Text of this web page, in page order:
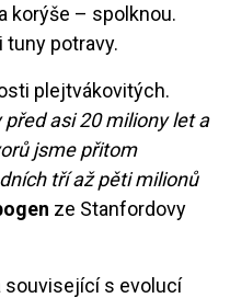
korýše – spolknou.
tuny potravy.
plejtvákovitých.
asi 20 miliony let a
jsme přitom
tří až pěti milionů
ze Stanfordovy
související s evolucí